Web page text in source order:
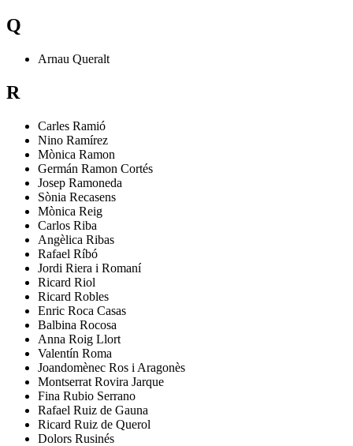
Q
Arnau Queralt
R
Carles Ramió
Nino Ramírez
Mònica Ramon
Germán Ramon Cortés
Josep Ramoneda
Sònia Recasens
Mònica Reig
Carlos Riba
Angèlica Ribas
Rafael Ríbó
Jordi Riera i Romaní
Ricard Riol
Ricard Robles
Enric Roca Casas
Balbina Rocosa
Anna Roig Llort
Valentín Roma
Joandomènec Ros i Aragonès
Montserrat Rovira Jarque
Fina Rubio Serrano
Rafael Ruiz de Gauna
Ricard Ruiz de Querol
Dolors Rusinés